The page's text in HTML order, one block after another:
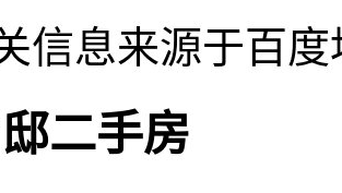
信息来源于百
二手房